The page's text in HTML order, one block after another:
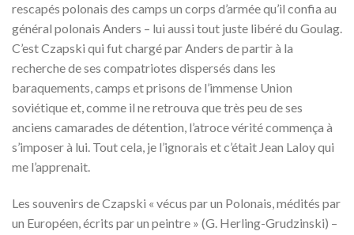
rescapés polonais des camps un corps d’armée qu’il confia au
général polonais Anders – lui aussi tout juste libéré du Goulag.
C’est Czapski qui fut chargé par Anders de partir à la
recherche de ses compatriotes dispersés dans les
baraquements, camps et prisons de l’immense Union
soviétique et, comme il ne retrouva que très peu de ses
anciens camarades de détention, l’atroce vérité commença à
s’imposer à lui. Tout cela, je l’ignorais et c’était Jean Laloy qui
me l’apprenait.
Les souvenirs de Czapski « vécus par un Polonais, médités par
un Européen, écrits par un peintre » (G. Herling-Grudzinski) –